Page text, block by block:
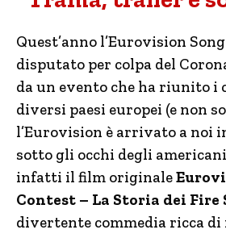
Quest’anno l’Eurovision
disputato per colpa del
da un evento che ha riunito i
diversi paesi europei (e non
l’Eurovision è arrivato a noi
sotto gli occhi degli
infatti il film originale
Contest – La Storia dei Fire
divertente commedia ricca di